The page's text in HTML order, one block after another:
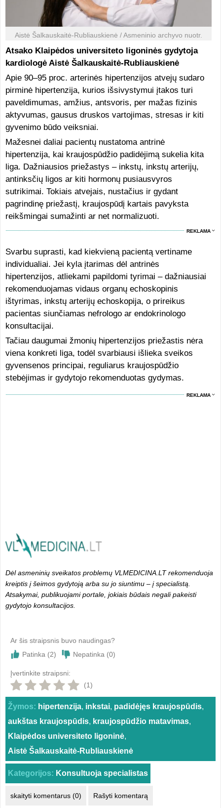
Aistė Šalkauskaitė-Rubliauskienė / Asmeninio archyvo nuotr.
Atsako Klaipėdos universiteto ligoninės gydytoja
kardiologė Aistė Šalkauskaitė-Rubliauskienė
Apie 90–95 proc. arterinės hipertenzijos atvejų sudaro
pirminė hipertenzija, kurios išsivystymui įtakos turi
paveldimumas, amžius, antsvoris, per mažas fizinis
aktyvumas, gausus druskos vartojimas, stresas ir kiti
gyvenimo būdo veiksniai.
Mažesnei daliai pacientų nustatoma antrinė
hipertenzija, kai kraujospūdžio padidėjimą sukelia kita
liga. Dažniausios priežastys – inkstų, inkstų arterijų,
antinksčių ligos ar kiti hormonų pusiausvyros
sutrikimai. Tokiais atvejais, nustačius ir gydant
pagrindinę priežastį, kraujospūdį kartais pavyksta
reikšmingai sumažinti ar net normalizuoti.
REKLAMA
Svarbu suprasti, kad kiekvieną pacientą vertiname
individualiai. Jei kyla įtarimas dėl antrinės
hipertenzijos, atliekami papildomi tyrimai – dažniausiai
rekomenduojamas vidaus organų echoskopinis
ištyrimas, inkstų arterijų echoskopija, o prireikus
pacientas siunčiamas nefrologo ar endokrinologo
konsultacijai.
Tačiau daugumai žmonių hipertenzijos priežastis nėra
viena konkreti liga, todėl svarbiausi išlieka sveikos
gyvensenos principai, reguliarus kraujospūdžio
stebėjimas ir gydytojo rekomenduotas gydymas.
REKLAMA
Dėl asmeninių sveikatos problemų VLMEDICINA.LT rekomenduoja
kreiptis į šeimos gydytoją arba su jo siuntimu – į specialistą.
Atsakymai, publikuojami portale, jokiais būdais negali pakeisti
gydytojo konsultacijos.
Ar šis straipsnis buvo naudingas?
Patinka (2) Nepatinka (0)
Įvertinkite straipsni:
(1)
Žymos: hipertenzija, inkstai, padidėjęs kraujospūdis,
aukštas kraujospūdis, kraujospūdžio matavimas,
Klaipėdos universiteto ligoninė,
Aistė Šalkauskaitė-Rubliauskienė
Kategorijos: Konsultuoja specialistas
skaityti komentarus (0) Rašyti komentarą